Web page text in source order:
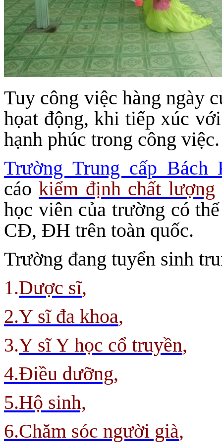
Tuy công việc hàng ngày
họat động, khi tiếp xúc
hạnh phúc trong công việc.
Trường Trung cấp Bách
cáo kiểm định chất lượng
học viên của trường có
CĐ, ĐH trên toàn quốc.
Trường đang tuyển sinh
1.Dược sĩ,
2.Y sĩ đa khoa,
3.Y sĩ Y học cổ truyền,
4.Điều dưỡng,
5.Hộ sinh,
6.Chăm sóc người già,